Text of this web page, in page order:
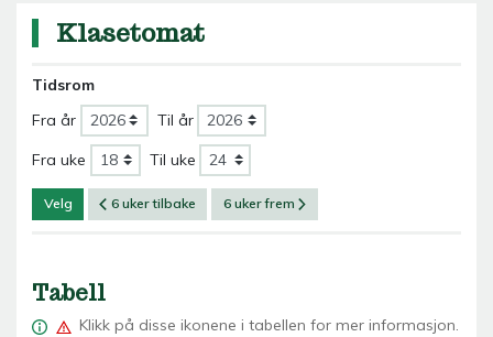
Klasetomat
Tidsrom
Fra år
Til år
Fra uke Til uke
Velg 6 uker tilbake 6 uker frem
Tabell
Klikk på disse ikonene i tabellen for mer informasjon.